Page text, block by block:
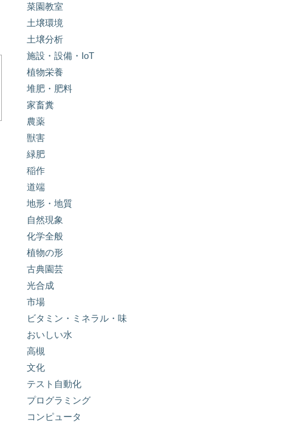
菜園教室
土壌環境
土壌分析
施設・設備・IoT
植物栄養
堆肥・肥料
家畜糞
農薬
獣害
緑肥
稲作
道端
地形・地質
自然現象
化学全般
植物の形
古典園芸
光合成
市場
ビタミン・ミネラル・味
おいしい水
高槻
文化
テスト自動化
プログラミング
コンピュータ